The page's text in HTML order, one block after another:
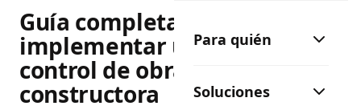
Para quién
Soluciones
Guía completa para
implementar un sistema de
control de obra integral en tu
constructora